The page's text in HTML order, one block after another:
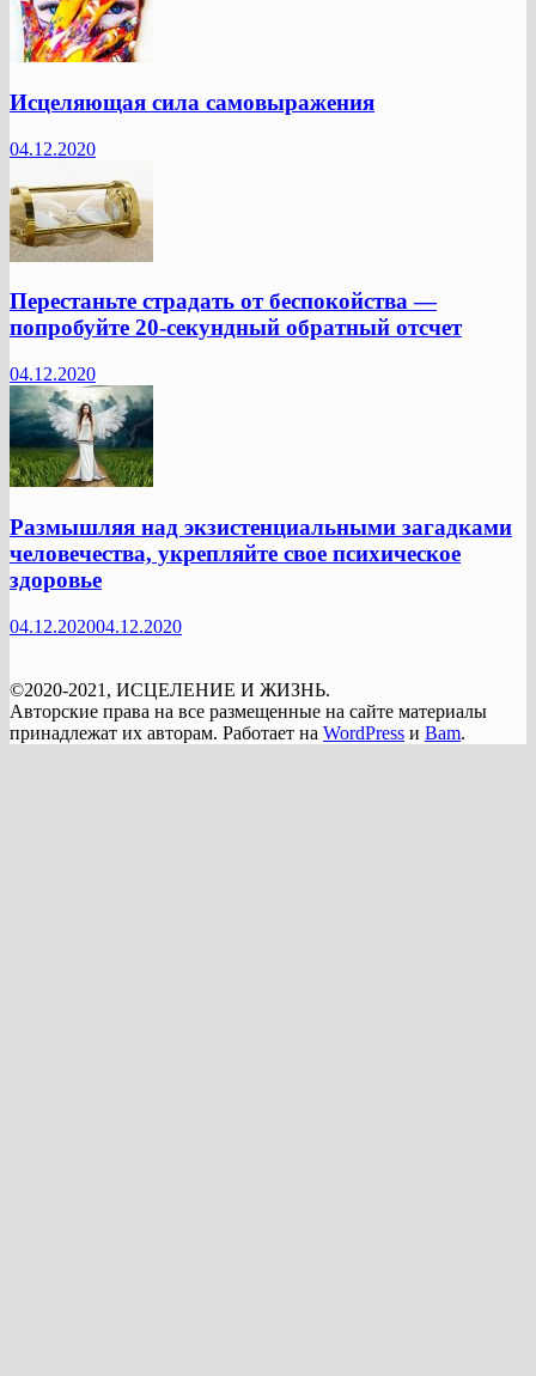
Исцеляющая сила самовыражения
04.12.2020
Перестаньте страдать от беспокойства —
попробуйте 20-секундный обратный отсчет
04.12.2020
Размышляя над экзистенциальными загадками
человечества, укрепляйте свое психическое
здоровье
04.12.202004.12.2020
©2020-2021, ИСЦЕЛЕНИЕ И ЖИЗНЬ.
Авторские права на все размещенные на сайте материалы
принадлежат их авторам. Работает на WordPress и Bam.